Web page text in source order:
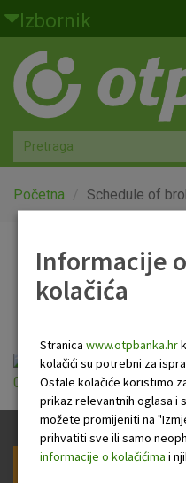
Skoči na glavni sadržaj
Izbornik
Građani
Privatno bankarstvo
Agro
Mala poduzeća i obrtnici
Globalna tržišta
O nama
Početna Schedule of
Schedule
Schedule of
01.01.2026).pdf
Informacije
kolačića
Stranica www.otpbanka.hr
kolačići su potrebni za
Ostale kolačiće koristimo
prikaz relevantnih oglasa i
možete promijeniti na
prihvatiti sve ili samo
informacije o kolačićima i